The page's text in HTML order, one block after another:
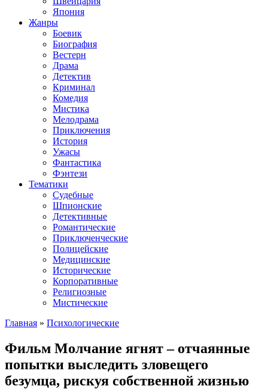
Япония
Жанры
Боевик
Биография
Вестерн
Драма
Детектив
Криминал
Комедия
Мистика
Мелодрама
Приключения
История
Ужасы
Фантастика
Фэнтези
Тематики
Судебные
Шпионские
Детективные
Романтические
Приключенческие
Полицейские
Медицинские
Исторические
Корпоративные
Религиозные
Мистические
Главная » Психологические
Фильм Молчание ягнят – отчаянные
попытки выследить зловещего
безумца, рискуя собственной жизнью